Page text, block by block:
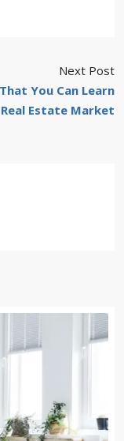
Next Post
You Can Learn
Estate Market